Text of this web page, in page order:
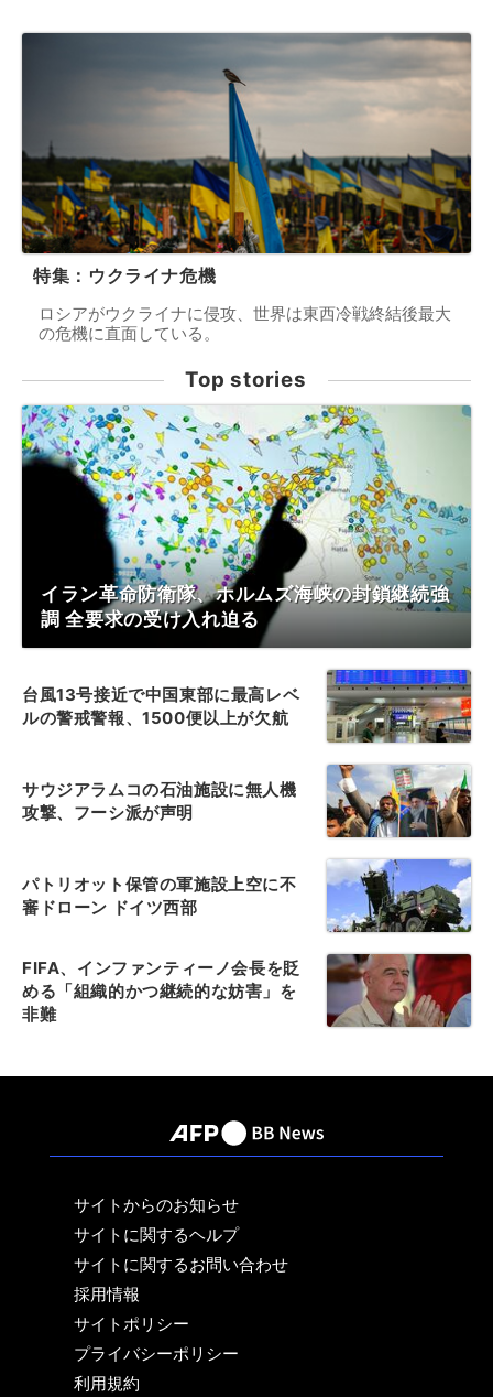
特集：ウクライナ危機
ロシアがウクライナに侵攻、世界は東西冷戦終結後最大
の危機に直面している。
Top stories
イラン革命防衛隊、ホルムズ海峡の封鎖継続強
調 全要求の受け入れ迫る
台風13号接近で中国東部に最高レベ
ルの警戒警報、1500便以上が欠航
サウジアラムコの石油施設に無人機
攻撃、フーシ派が声明
パトリオット保管の軍施設上空に不
審ドローン ドイツ西部
FIFA、インファンティーノ会長を貶
める「組織的かつ継続的な妨害」を
非難
サイトからのお知らせ
サイトに関するヘルプ
サイトに関するお問い合わせ
採用情報
サイトポリシー
プライバシーポリシー
利用規約